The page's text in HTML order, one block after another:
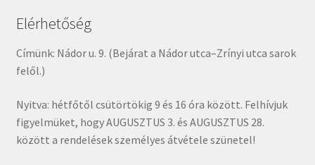
Elérhetőség
Címünk: Nádor u. 9. (Bejárat a Nádor utca–Zrínyi utca sarok
felől.)
Nyitva: hétfőtől csütörtökig 9 és 16 óra között. Felhívjuk
figyelmüket, hogy AUGUSZTUS 3. és AUGUSZTUS 28.
között a rendelések személyes átvétele szünetel!